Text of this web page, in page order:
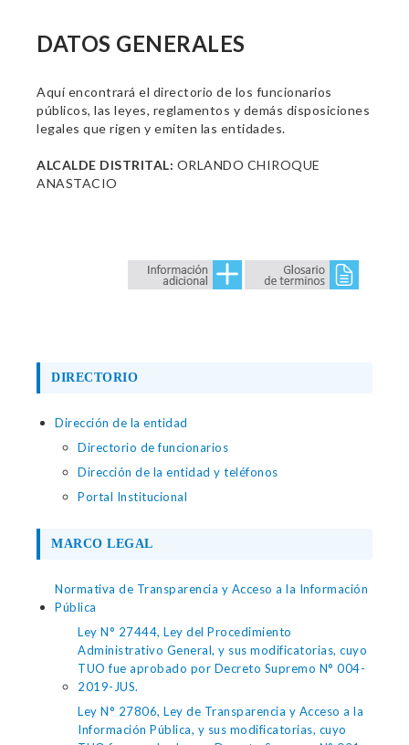
DATOS GENERALES
Aquí encontrará el directorio de los funcionarios
públicos, las leyes, reglamentos y demás disposiciones
legales que rigen y emiten las entidades.
ALCALDE DISTRITAL: ORLANDO CHIROQUE
ANASTACIO
DIRECTORIO
Dirección de la entidad
Directorio de funcionarios
Dirección de la entidad y teléfonos
Portal Institucional
MARCO LEGAL
Normativa de Transparencia y Acceso a la Información
Pública
Ley N° 27444, Ley del Procedimiento
Administrativo General, y sus modificatorias, cuyo
TUO fue aprobado por Decreto Supremo N° 004-
2019-JUS.
Ley N° 27806, Ley de Transparencia y Acceso a la
Información Pública, y sus modificatorias, cuyo